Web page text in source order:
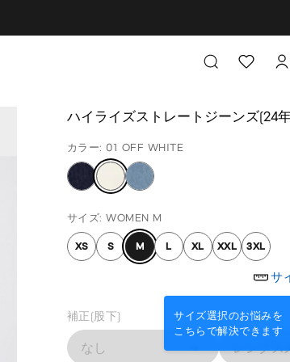
ハイライズストレートジーンズ(24
カラー: 01 OFF WHITE
サイズ: WOMEN M
XS S M L XL XXL 3XL
サ
サイズ選択のお悩みを
こちらで解決できます
補正(股下)
なし レングス